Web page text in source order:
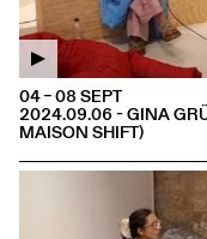
2024.09.06 - GINA
MAISON SHIFT)
04 – 08 SEPT